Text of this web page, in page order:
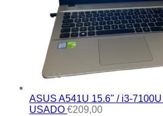
ASUS A541U 15.6" / i3-
USADO €209,00